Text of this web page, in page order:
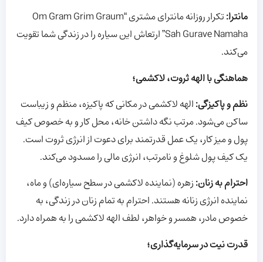
مانترا:
تکرار روزانه مانترای مشتری “Om Gram Grim Graum
Sah Gurave Namaha” ارتعاش این سیاره را در زندگی شما تقویت
می‌کند.
هماهنگی با الهه ثروت، لاکشمی؛
نظم و پاکیزگی:الهه لاکشمی در مکانی که پاکیزه، منظم و زیباست
ساکن می‌شود. مرتب نگه داشتن خانه، محل کار و به خصوص کیف
پول و میز کار، یک عمل قدرتمند برای دعوت از انرژی ثروت است.
یک کیف پول شلوغ و نامرتب، انرژی مالی را مسدود می‌کند.
احترام به زنان:زهره (نماینده لاکشمی در سطح سیاره‌ای) و ماه،
نماینده انرژی زنانه هستند. احترام به تمام زنان در زندگی، به
خصوص مادر، همسر و خواهر، لطف الهه لاکشمی را به همراه دارد.
قدرت نیت در سرمایه‌گذاری؛